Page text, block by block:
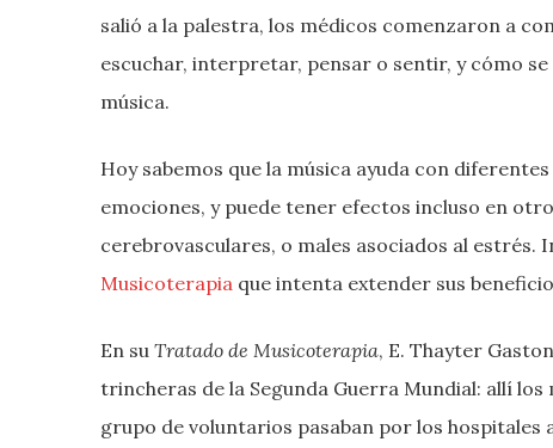
salió a la palestra, los médicos comenzaron a
escuchar, interpretar, pensar o sentir, y cómo
música.
Hoy sabemos que la música ayuda con
emociones, y puede tener efectos incluso en
cerebrovasculares, o males asociados al estrés.
Musicoterapia que intenta extender sus
En su Tratado de Musicoterapia, E. Thayter
trincheras de la Segunda Guerra Mundial: allí
grupo de voluntarios pasaban por los hospitales